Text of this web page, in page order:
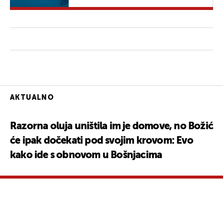
AKTUALNO
Razorna oluja uništila im je domove, no Božić
će ipak dočekati pod svojim krovom: Evo
kako ide s obnovom u Bošnjacima